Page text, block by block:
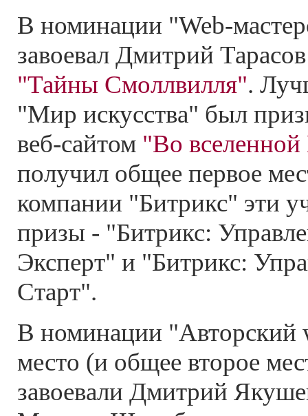
В номинации "Web-
завоевал Дмитрий
"Тайны Смоллвилля".
"Мир искусства" был
веб-сайтом "Во вселенной
получил общее первое
компании "Битрикс" эти
призы - "Битрикс:
Эксперт" и "Битрикс:
Старт".
В номинации "Авторский
место (и общее второе
завоевали Дмитрий